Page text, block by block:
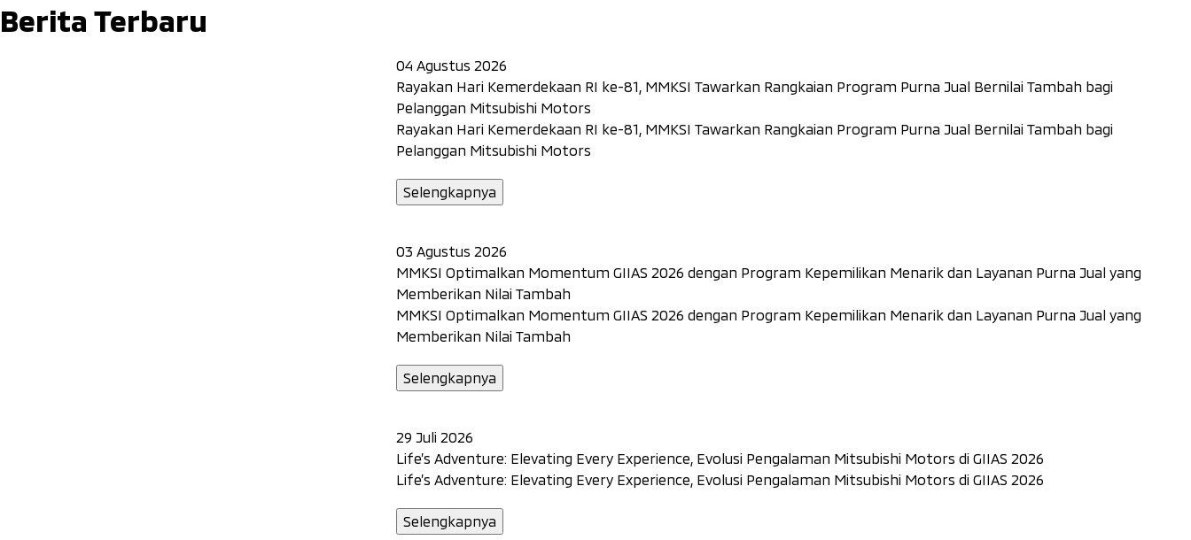
Berita Terbaru
04 Agustus 2026
Rayakan Hari Kemerdekaan RI ke-81, MMKSI Tawarkan Rangkaian Program Purna Jual Bernilai Tambah bagi
Pelanggan Mitsubishi Motors
Rayakan Hari Kemerdekaan RI ke-81, MMKSI Tawarkan Rangkaian Program Purna Jual Bernilai Tambah bagi
Pelanggan Mitsubishi Motors
Selengkapnya
03 Agustus 2026
MMKSI Optimalkan Momentum GIIAS 2026 dengan Program Kepemilikan Menarik dan Layanan Purna Jual yang
Memberikan Nilai Tambah
MMKSI Optimalkan Momentum GIIAS 2026 dengan Program Kepemilikan Menarik dan Layanan Purna Jual yang
Memberikan Nilai Tambah
Selengkapnya
29 Juli 2026
Life’s Adventure: Elevating Every Experience, Evolusi Pengalaman Mitsubishi Motors di GIIAS 2026
Life’s Adventure: Elevating Every Experience, Evolusi Pengalaman Mitsubishi Motors di GIIAS 2026
Selengkapnya